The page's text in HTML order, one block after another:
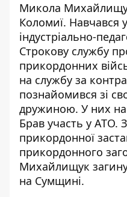
Микола
Коломиї. Навчався
індустріально-
Строкову службу
прикордонних
на службу за
познайомився зі
дружиною. У них
Брав участь у АТО.
прикордонної
прикордонного
Михайлищук
на Сумщині.